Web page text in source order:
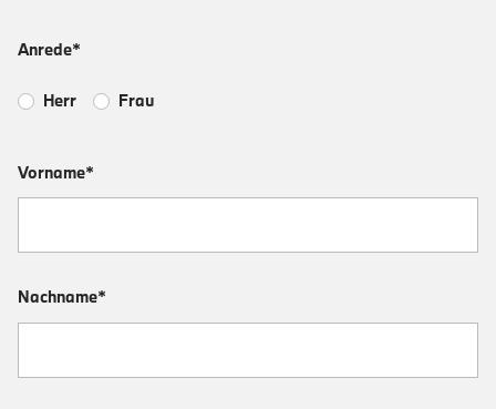
Anrede*
Herr Frau
Vorname*
Nachname*